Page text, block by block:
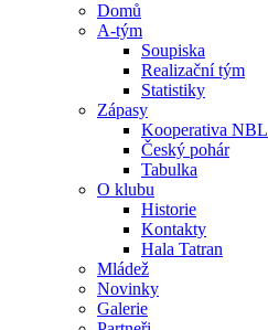
Domů
A-tým
Soupiska
Realizační tým
Statistiky
Zápasy
Kooperativa NBL
Český pohár
Tabulka
O klubu
Historie
Kontakty
Hala Tatran
Mládež
Novinky
Galerie